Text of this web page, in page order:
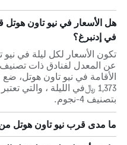
في إدنبرغ؟
الأقامة في نيو تاون هوتل،
1,373 ﷼في الليلة ، والتي
بتصنيف 4-نجوم.
ما مدى قرب نيو تاون هوتل